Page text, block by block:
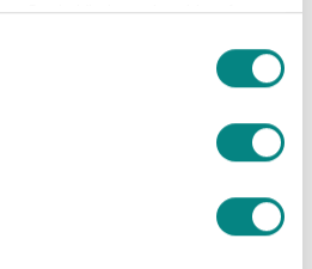
Symbol ändern oder widerrufen
wir auch gerne:
Ihre persönlichen Daten verarbeitet